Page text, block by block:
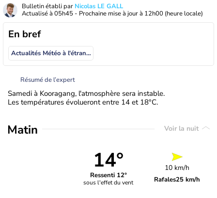
Bulletin établi par Nicolas LE GALL
Actualisé à 05h45 - Prochaine mise à jour à 12h00 (heure locale)
En bref
Actualités Météo à l'étranger
Résumé de l’expert
Samedi à Kooragang, l'atmosphère sera instable.
Les températures évolueront entre 14 et 18°C.
Matin Voir la nuit
14°
Ressenti 12°
sous l'effet du vent
10 km/h
Rafales25 km/h